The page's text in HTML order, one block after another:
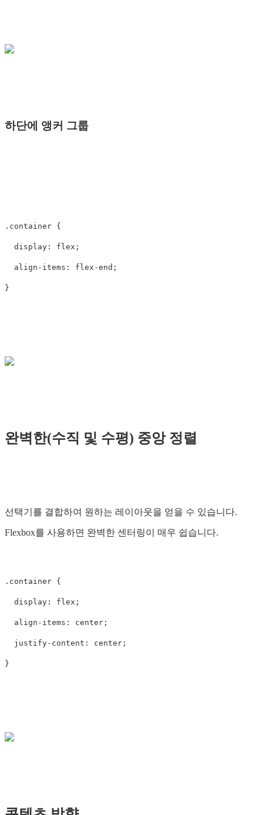
하단에 앵커 그룹
.container {
display : flex ;
align-items : flex-end ;
}
완벽한(수직 및 수평) 중앙 정렬
선택기를 결합하여 원하는 레이아웃을 얻을 수 있습니다.
Flexbox를 사용하면 완벽한 센터링이 매우 쉽습니다.
.container {
display : flex ;
align-items : center ;
justify-content : center ;
}